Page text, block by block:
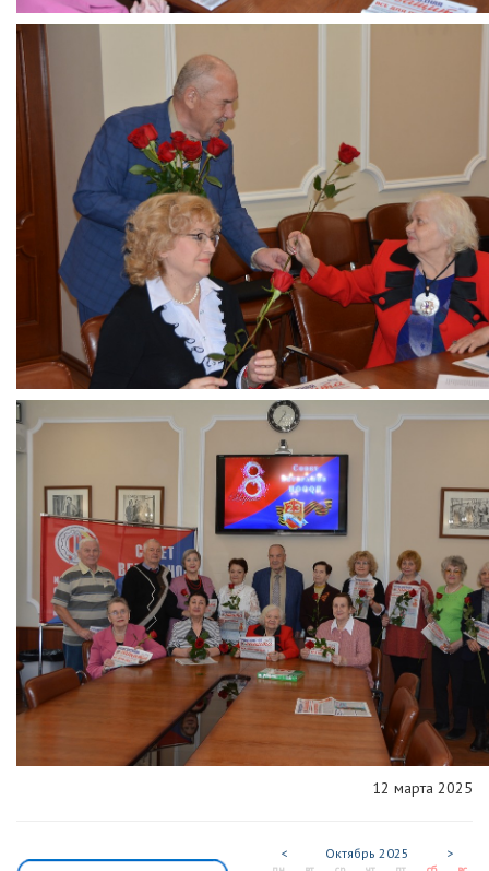
12 марта 2025
< Октябрь 2025 >